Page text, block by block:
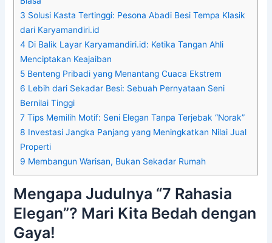
3 Solusi Kasta Tertinggi: Pesona Abadi Besi Tempa Klasik
dari Karyamandiri.id
4 Di Balik Layar Karyamandiri.id: Ketika Tangan Ahli
Menciptakan Keajaiban
5 Benteng Pribadi yang Menantang Cuaca Ekstrem
6 Lebih dari Sekadar Besi: Sebuah Pernyataan Seni
Bernilai Tinggi
7 Tips Memilih Motif: Seni Elegan Tanpa Terjebak “Norak”
8 Investasi Jangka Panjang yang Meningkatkan Nilai Jual
Properti
9 Membangun Warisan, Bukan Sekadar Rumah
Mengapa Judulnya “7 Rahasia
Elegan”? Mari Kita Bedah dengan
Gaya!